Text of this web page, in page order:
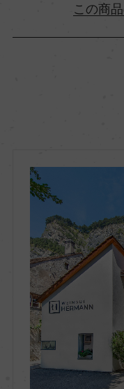
地区名
東地区
村名
種類
スティルワイン